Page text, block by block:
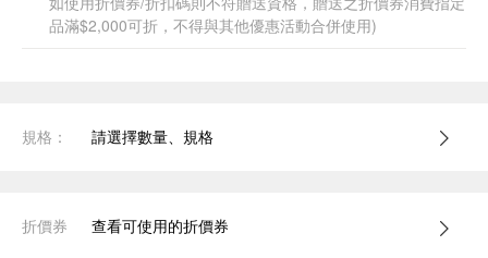
品滿$2,000可折，不得與其他優惠活動合併使用)
規格： 請選擇數量、規格
折價券 查看可使用的折價券